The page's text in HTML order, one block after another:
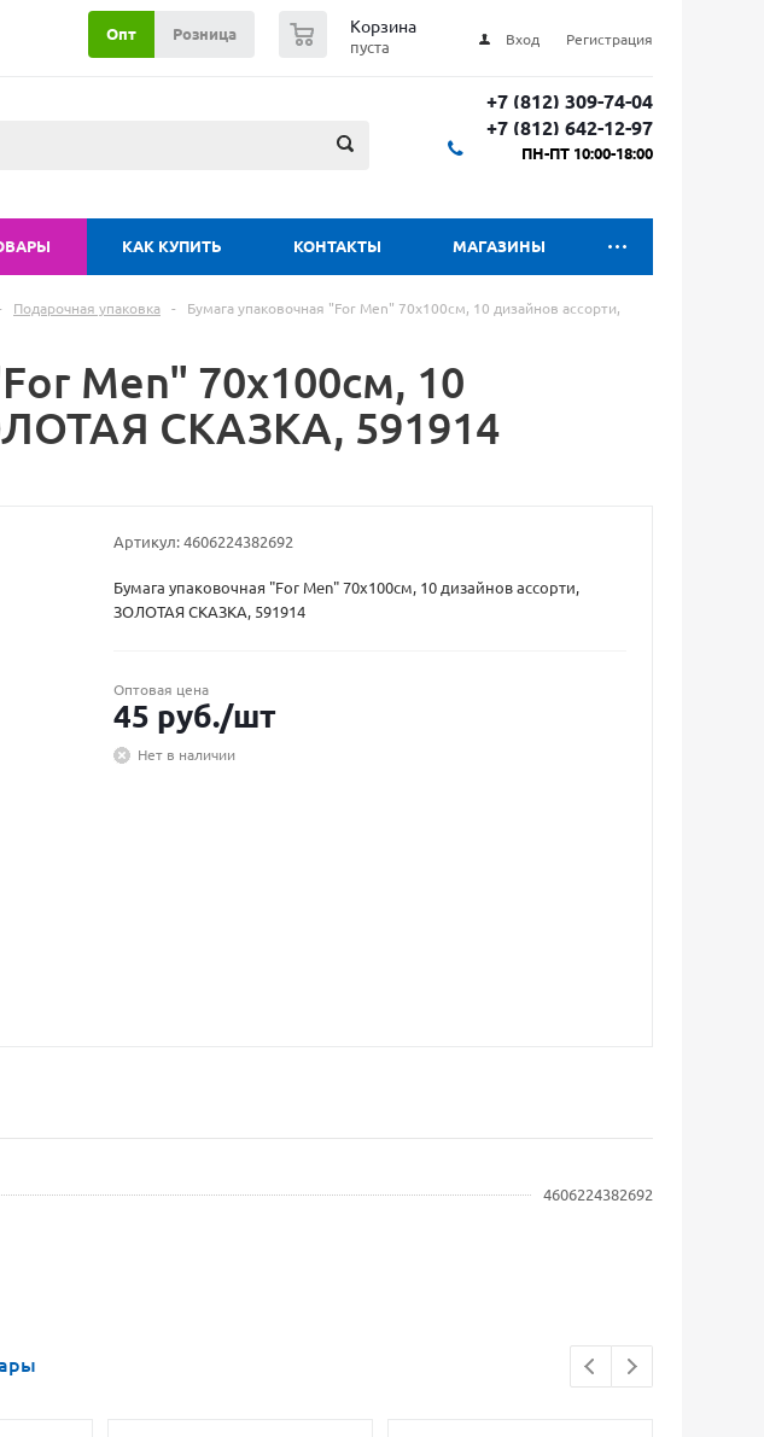
Вход Регистрация
Корзина
пуста
Опт Розница
+7 (812) 309-74-04
+7 (812) 642-12-97
ПН-ПТ 10:00-18:00
КАК КУПИТЬ КОНТАКТЫ МАГАЗИНЫ
Подарочная упаковка -
Бумага упаковочная "For Men" 70x100см, 10 дизайнов ассорти,
Men" 70x100см, 10
СКАЗКА, 591914
Артикул: 4606224382692
Бумага упаковочная "For Men" 70x100см, 10 дизайнов ассорти,
ЗОЛОТАЯ СКАЗКА, 591914
Оптовая цена
45 руб./шт
Нет в наличии
4606224382692